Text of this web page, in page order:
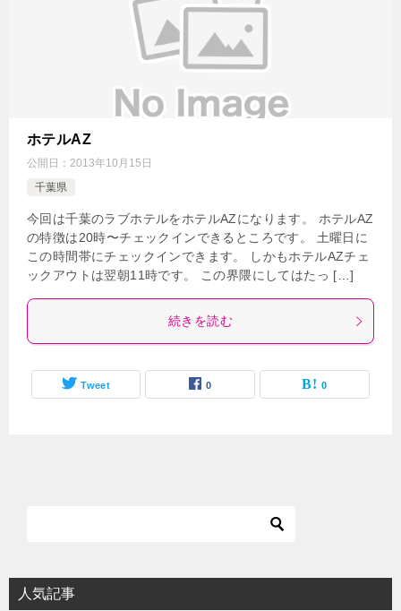
ホテルAZ
公開日： 2013年10月15日
千葉県
今回は千葉のラブホテルをホテルAZになります。 ホテルAZ
の特徴は20時〜チェックインできるところです。 土曜日に
この時間帯にチェックインできます。 しかもホテルAZチェ
ックアウトは翌朝11時です。 この界隈にしてはたっ […]
続きを読む
Tweet 0 0
人気記事